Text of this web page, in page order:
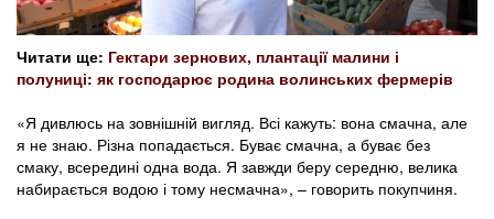
Читати ще: Гектари зернових, плантації малини і
полуниці: як господарює родина волинських фермерів
«Я дивлюсь на зовнішній вигляд. Всі кажуть: вона смачна, але
я не знаю. Різна попадається. Буває смачна, а буває без
смаку, всередині одна вода. Я завжди беру середню, велика
набирається водою і тому несмачна», – говорить покупчиня.